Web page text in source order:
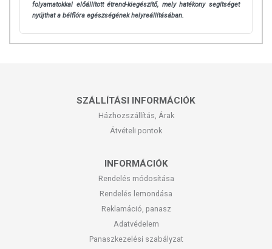
folyamatokkal előállított étrend-kiegészítő, mely hatékony segítséget
nyújthat a bélflóra egészségének helyreállításában.
SZÁLLÍTÁSI INFORMÁCIÓK
Házhozszállítás, Árak
Átvételi pontok
INFORMÁCIÓK
Rendelés módosítása
Rendelés lemondása
Reklamáció, panasz
Adatvédelem
Panaszkezelési szabályzat